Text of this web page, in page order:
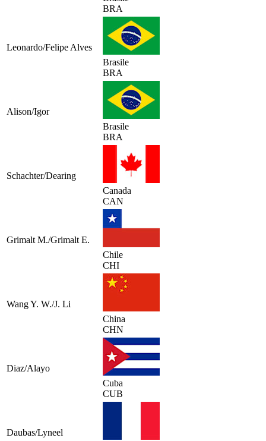
BRA
Leonardo/Felipe Alves
Brasile
BRA
Alison/Igor
Brasile
BRA
Schachter/Dearing
Canada
CAN
Grimalt M./Grimalt E.
Chile
CHI
Wang Y. W./J. Li
China
CHN
Diaz/Alayo
Cuba
CUB
Daubas/Lyneel